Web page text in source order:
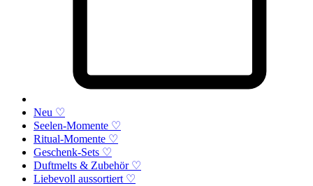
Neu ♡
Seelen-Momente ♡
Ritual-Momente ♡
Geschenk-Sets ♡
Duftmelts & Zubehör ♡
Liebevoll aussortiert ♡